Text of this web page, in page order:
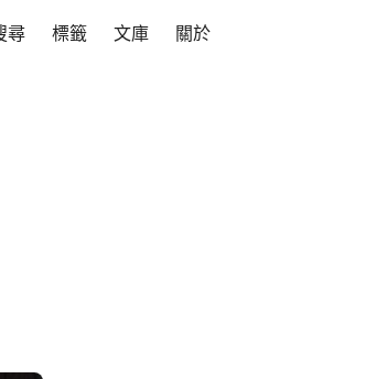
尋 標籤 文庫 關於